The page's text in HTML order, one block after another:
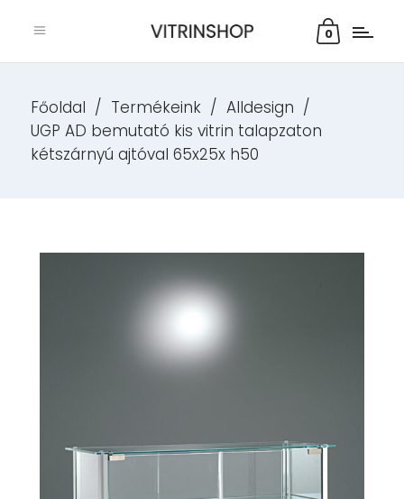
0
Főoldal / Termékeink / Alldesign /
UGP AD bemutató kis vitrin talapzaton
kétszárnyú ajtóval 65x25x h50